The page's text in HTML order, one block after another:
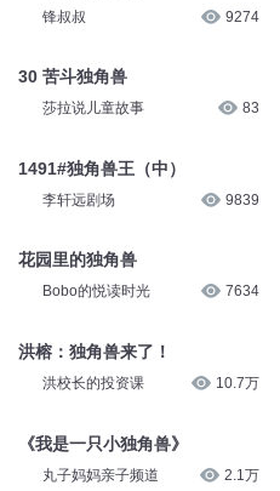
锋叔叔 9274
30 苦斗独角兽
莎拉说儿童故事 83
1491#独角兽王（中）
李轩远剧场 9839
花园里的独角兽
Bobo的悦读时光 7634
洪榕：独角兽来了！
洪校长的投资课 10.7万
《我是一只小独角兽》
丸子妈妈亲子频道 2.1万